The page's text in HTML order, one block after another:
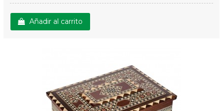
Añadir al carrito